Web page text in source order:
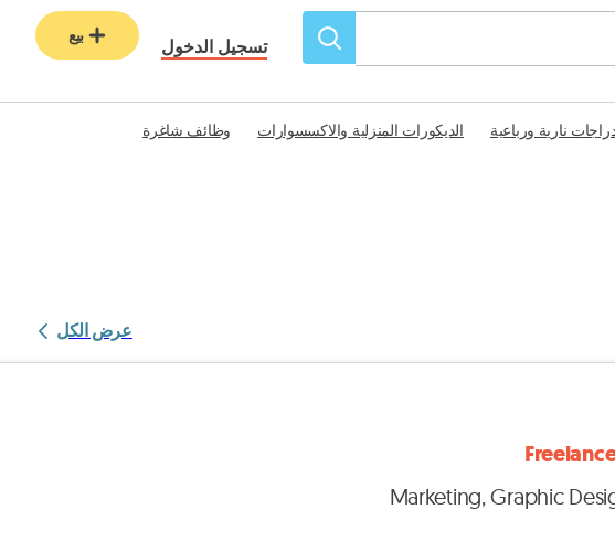
تسجيل الدخول
بيع
نارية ورباعية الديكورات المنزلية والاكسسوارات
وظائف شاغرة
عرض الكل
Marketing, Graphic